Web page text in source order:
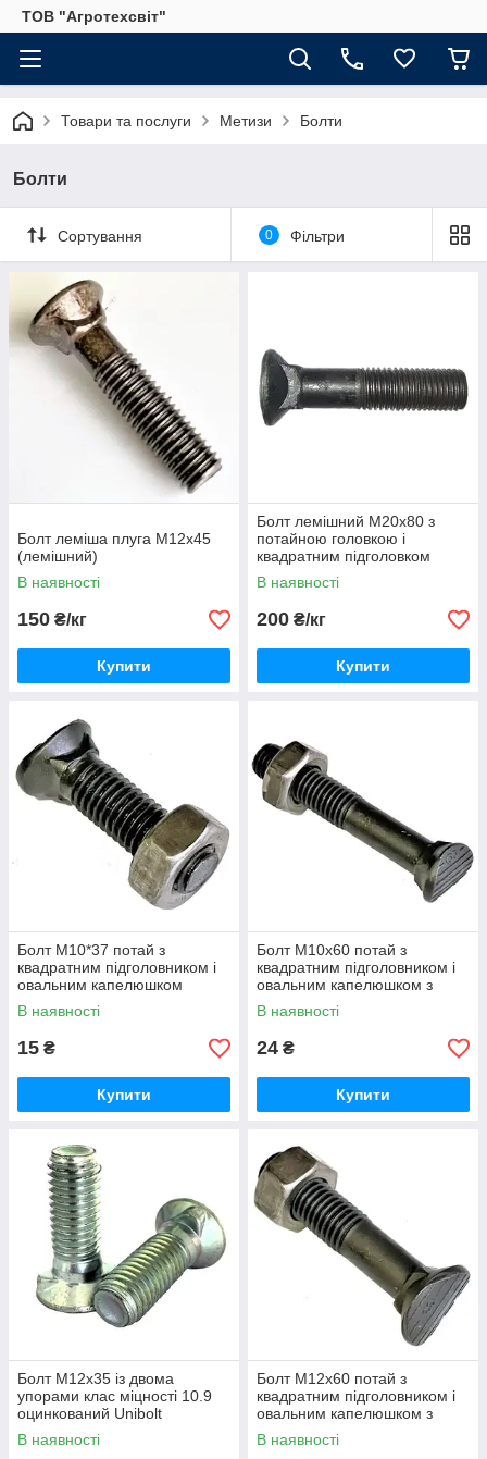
ТОВ "Агротехсвіт"
Товари та послуги Метизи Болти
Болти
Сортування 0 Фільтри
Болт леміша плуга М12х45
(лемішний)
В наявності
150 ₴/кг
Купити
Болт лемішний М20х80 з
потайною головкою і
квадратним підголовком
В наявності
200 ₴/кг
Купити
Болт М10*37 потай з
квадратним підголовником і
овальним капелюшком
DS6007 1199O
В наявності
15 ₴
Купити
Болт М10х60 потай з
квадратним підголовником і
овальним капелюшком з
гайкою DS6007 1199O
В наявності
24 ₴
Купити
Болт М12х35 із двома
упорами клас міцності 10.9
оцинкований Unibolt
В наявності
Болт М12х60 потай з
квадратним підголовником і
овальним капелюшком з
гайкою DS6007 1199O
В наявності